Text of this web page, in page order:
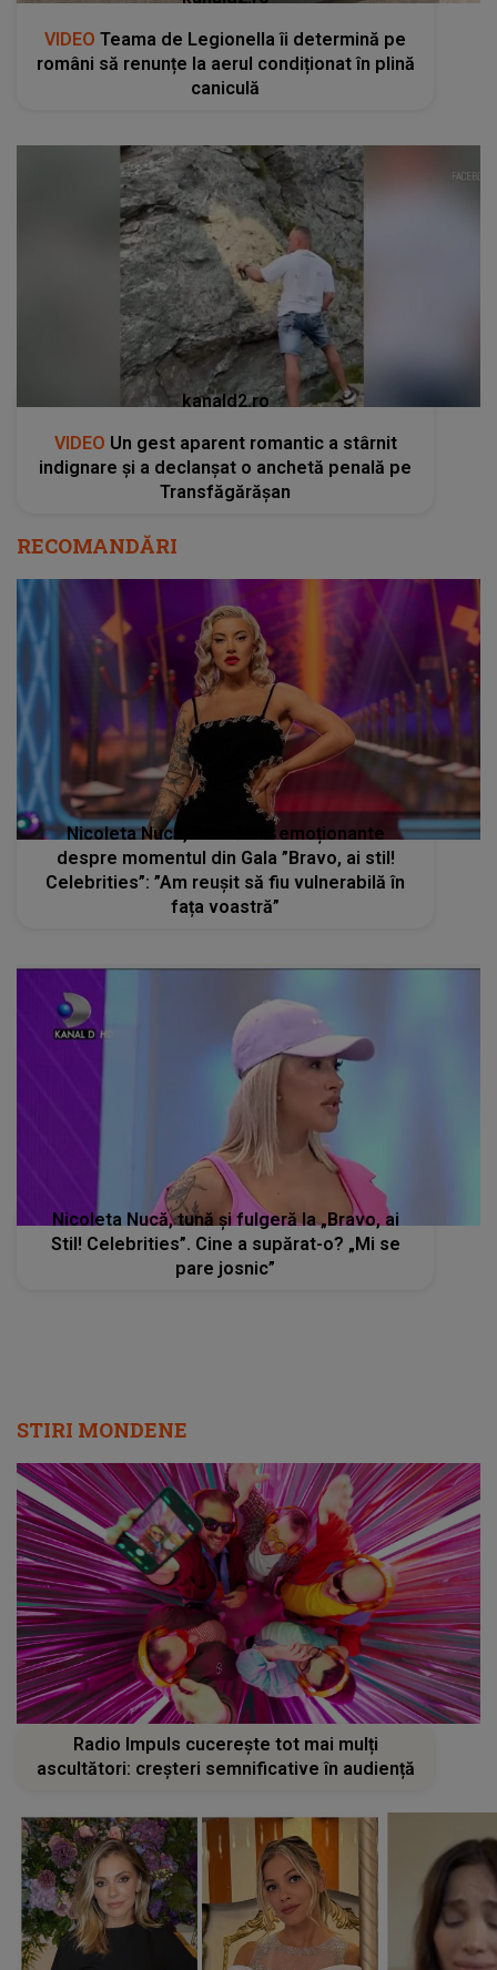
VIDEO Teama de Legionella îi determină pe
români să renunțe la aerul condiționat în plină
caniculă
kanald2.ro
VIDEO Un gest aparent romantic a stârnit
indignare și a declanșat o anchetă penală pe
Transfăgărășan
RECOMANDĂRI
Nicoleta Nucă, dezvăluiri emoționante
despre momentul din Gala ”Bravo, ai stil!
Celebrities”: ”Am reușit să fiu vulnerabilă în
fața voastră”
Nicoleta Nucă, tună și fulgeră la „Bravo, ai
Stil! Celebrities”. Cine a supărat-o? „Mi se
pare josnic”
STIRI MONDENE
Radio Impuls cucerește tot mai mulți
ascultători: creșteri semnificative în audiență